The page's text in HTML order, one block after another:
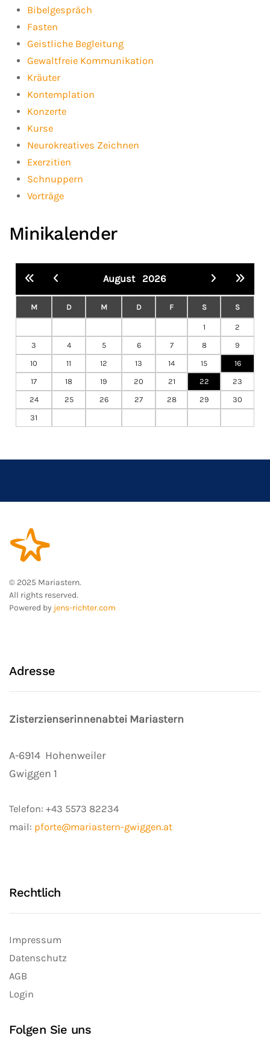
Bibelgespräch
Fasten
Geistliche Begleitung
Gewaltfreie Kommunikation
Kräuter
Kontemplation
Konzerte
Kurse
Neurokreatives Zeichnen
Exerzitien
Schnuppern
Vorträge
Minikalender
August 2026
M D M D F S S
1
2
3
4 5 6 7 8
9
10
11 12 13 14 15
16
17
18 19 20 21 22
23
24
25 26 27 28 29
30
31
© 2025 Mariastern.
All rights reserved.
Powered by jens-richter.com
Adresse
Zisterzienserinnenabtei Mariastern
A-6914 Hohenweiler
Gwiggen 1
Telefon: +43 5573 82234
mail: pforte@mariastern-gwiggen.at
Rechtlich
Impressum
Datenschutz
AGB
Login
Folgen Sie uns